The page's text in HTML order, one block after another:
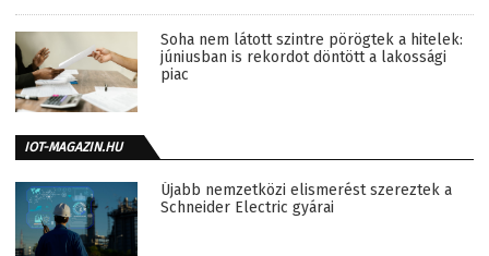
Soha nem látott szintre pörögtek a hitelek:
júniusban is rekordot döntött a lakossági
piac
IOT-MAGAZIN.HU
Újabb nemzetközi elismerést szereztek a
Schneider Electric gyárai